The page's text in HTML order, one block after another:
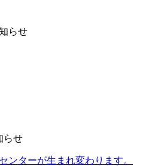
らせ
らせ
ンターが生まれ変わります。